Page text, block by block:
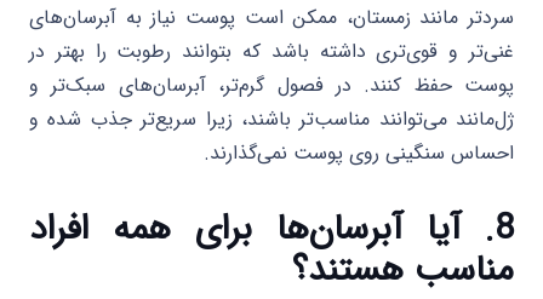
سردتر مانند زمستان، ممکن است پوست نیاز به آبرسان‌های
غنی‌تر و قوی‌تری داشته باشد که بتوانند رطوبت را بهتر در
پوست حفظ کنند. در فصول گرم‌تر، آبرسان‌های سبک‌تر و
ژل‌مانند می‌توانند مناسب‌تر باشند، زیرا سریع‌تر جذب شده و
احساس سنگینی روی پوست نمی‌گذارند.
8. آیا آبرسان‌ها برای همه افراد
مناسب هستند؟